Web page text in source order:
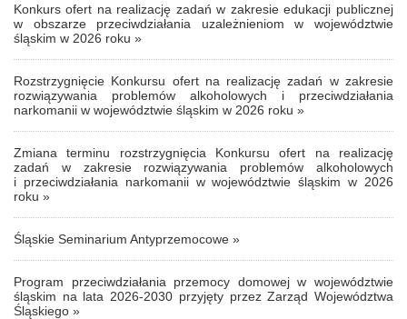
Konkurs ofert na realizację zadań w zakresie edukacji publicznej
w obszarze przeciwdziałania uzależnieniom w województwie
śląskim w 2026 roku »
Rozstrzygnięcie Konkursu ofert na realizację zadań w zakresie
rozwiązywania problemów alkoholowych i przeciwdziałania
narkomanii w województwie śląskim w 2026 roku »
Zmiana terminu rozstrzygnięcia Konkursu ofert na realizację
zadań w zakresie rozwiązywania problemów alkoholowych
i przeciwdziałania narkomanii w województwie śląskim w 2026
roku »
Śląskie Seminarium Antyprzemocowe »
Program przeciwdziałania przemocy domowej w województwie
śląskim na lata 2026-2030 przyjęty przez Zarząd Województwa
Śląskiego »